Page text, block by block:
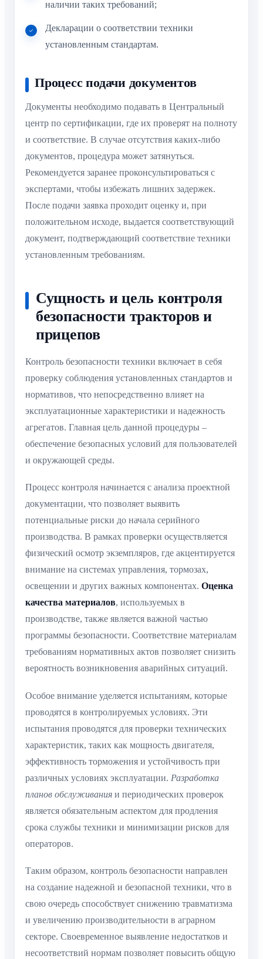
наличии таких требований;
Декларации о соответствии техники
установленным стандартам.
Процесс подачи документов
Документы необходимо подавать в Центральный
центр по сертификации, где их проверят на полноту
и соответствие. В случае отсутствия каких-либо
документов, процедура может затянуться.
Рекомендуется заранее проконсультироваться с
экспертами, чтобы избежать лишних задержек.
После подачи заявка проходит оценку и, при
положительном исходе, выдается соответствующий
документ, подтверждающий соответствие техники
установленным требованиям.
Сущность и цель контроля
безопасности тракторов и
прицепов
Контроль безопасности техники включает в себя
проверку соблюдения установленных стандартов и
нормативов, что непосредственно влияет на
эксплуатационные характеристики и надежность
агрегатов. Главная цель данной процедуры –
обеспечение безопасных условий для пользователей
и окружающей среды.
Процесс контроля начинается с анализа проектной
документации, что позволяет выявить
потенциальные риски до начала серийного
производства. В рамках проверки осуществляется
физический осмотр экземпляров, где акцентируется
внимание на системах управления, тормозах,
освещении и других важных компонентах. Оценка
качества материалов, используемых в
производстве, также является важной частью
программы безопасности. Соответствие материалам
требованиям нормативных актов позволяет снизить
вероятность возникновения аварийных ситуаций.
Особое внимание уделяется испытаниям, которые
проводятся в контролируемых условиях. Эти
испытания проводятся для проверки технических
характеристик, таких как мощность двигателя,
эффективность торможения и устойчивость при
различных условиях эксплуатации. Разработка
планов обслуживания и периодических проверок
является обязательным аспектом для продления
срока службы техники и минимизации рисков для
операторов.
Таким образом, контроль безопасности направлен
на создание надежной и безопасной техники, что в
свою очередь способствует снижению травматизма
и увеличению производительности в аграрном
секторе. Своевременное выявление недостатков и
несоответствий нормам позволяет повысить общую